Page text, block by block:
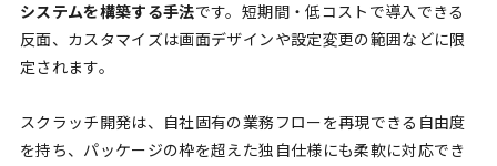
システムを構築する手法です。短期間・低コストで導入できる
反面、カスタマイズは画面デザインや設定変更の範囲などに限
定されます。
スクラッチ開発は、自社固有の業務フローを再現できる自由度
を持ち、パッケージの枠を超えた独自仕様にも柔軟に対応でき